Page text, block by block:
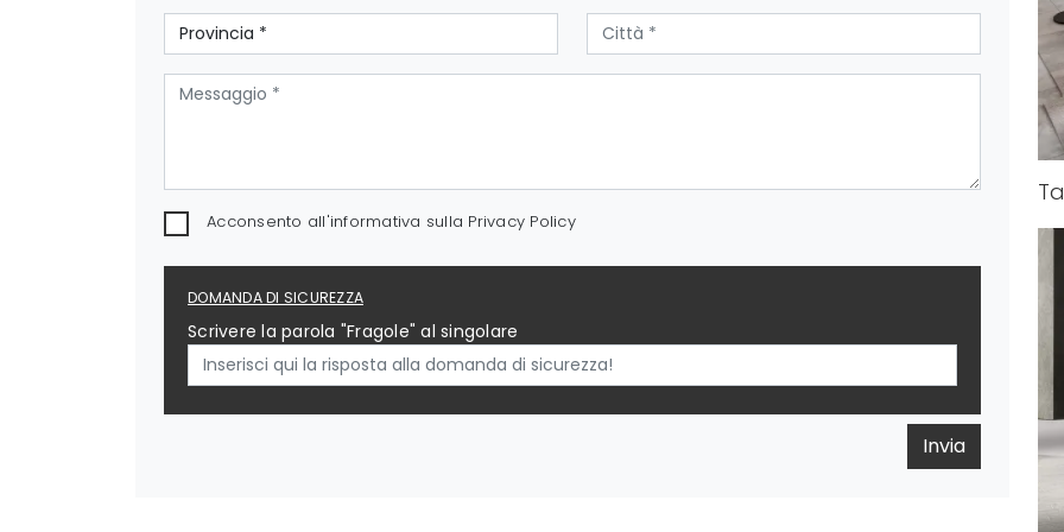
Acconsento all'informativa sulla Privacy Policy
DOMANDA DI SICUREZZA
Scrivere la parola "Fragole" al singolare
Invia